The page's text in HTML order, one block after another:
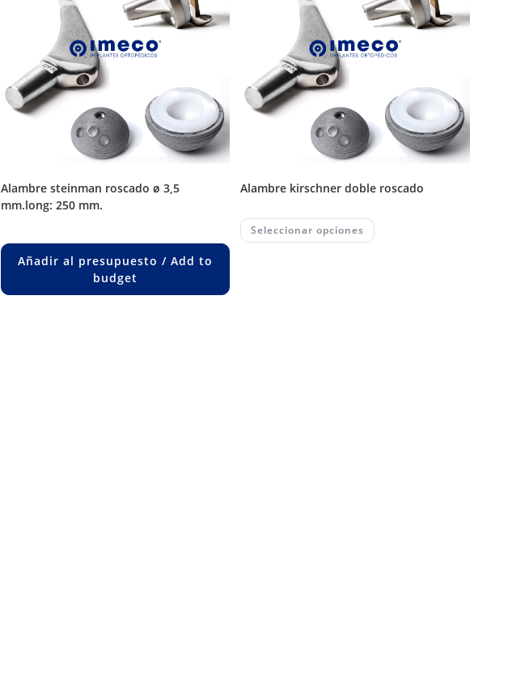
alambre steinman roscado ø 3,5
mm.long: 250 mm.
Añadir al presupuesto / Add to
budget
alambre kirschner doble roscado
Seleccionar opciones This